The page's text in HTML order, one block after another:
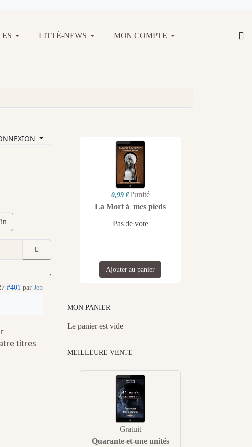
LITTÉ-NEWS MON COMPTE
#401 par Jeb
titres
0,99 € l'unité
La Mort à mes pieds
Pas de vote
Ajouter au panier
MON PANIER
Le panier est vide
MEILLEURE VENTE
Gratuit
Quarante-et-une unités